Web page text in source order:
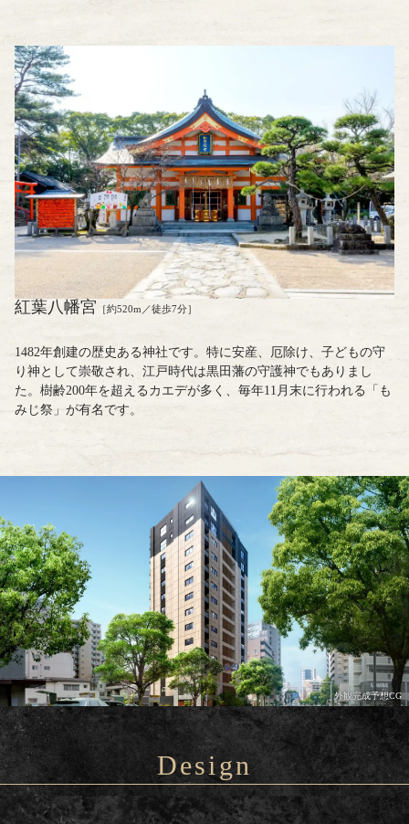
紅葉八幡宮 ［約520m／徒歩7分］
1482年創建の歴史ある神社です。特に安産、厄除け、子どもの守
り神として崇敬され、江戸時代は黒田藩の守護神でもありまし
た。樹齢200年を超えるカエデが多く、毎年11月末に行われる「も
みじ祭」が有名です。
外観完成予想CG
Design